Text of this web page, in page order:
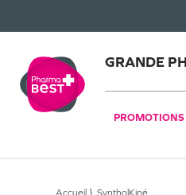
GRANDE
PROMOTIONS
Accueil SyntholKiné